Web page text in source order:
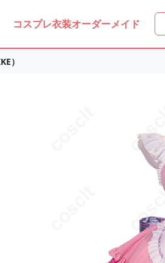
コスプレ衣装オーダーメイド
）